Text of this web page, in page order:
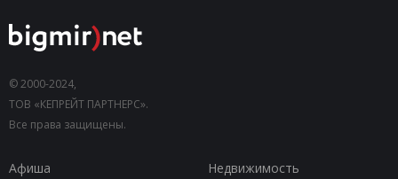
© 2000-2024,
ТОВ «КЕПРЕЙТ ПАРТНЕРС».
Все права защищены.
Афиша
Недвижимость